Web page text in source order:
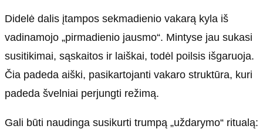
Didelė dalis įtampos sekmadienio vakarą kyla iš
vadinamojo „pirmadienio jausmo“. Mintyse jau sukasi
susitikimai, sąskaitos ir laiškai, todėl poilsis išgaruoja.
Čia padeda aiški, pasikartojanti vakaro struktūra, kuri
padeda švelniai perjungti režimą.
Gali būti naudinga susikurti trumpą „uždarymo“ ritualą: